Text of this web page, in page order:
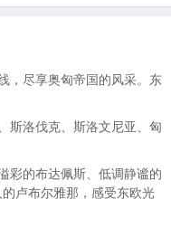
，尽享奥匈帝国的风采。东
斯洛伐克、斯洛文尼亚、 匈
彩的布达佩斯、低调静谧的
卢布尔雅那，感受东欧光